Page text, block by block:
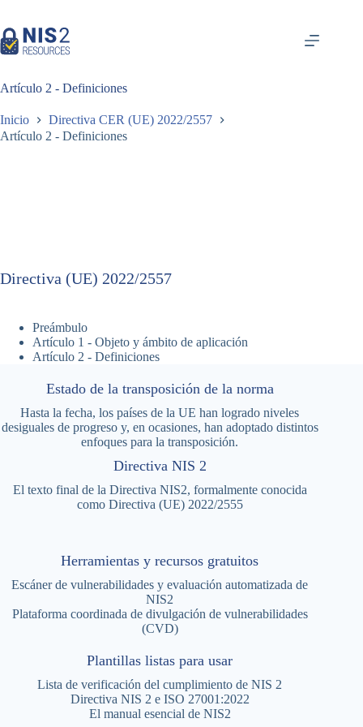
contenido
Artículo 2 - Definiciones
Inicio
Directiva CER (UE) 2022/2557
Artículo 2 - Definiciones
Directiva (UE) 2022/2557
Preámbulo
Artículo 1 - Objeto y ámbito de aplicación
Artículo 2 - Definiciones
Estado de la transposición de la norma
Hasta la fecha, los países de la UE han logrado niveles
desiguales de progreso y, en ocasiones, han adoptado distintos
enfoques para la transposición.
Directiva NIS 2
El texto final de la Directiva NIS2, formalmente conocida
como Directiva (UE) 2022/2555
Herramientas y recursos gratuitos
Escáner de vulnerabilidades y evaluación automatizada de
NIS2
Plataforma coordinada de divulgación de vulnerabilidades
(CVD)
Plantillas listas para usar
Lista de verificación del cumplimiento de NIS 2
Directiva NIS 2 e ISO 27001:2022
El manual esencial de NIS2